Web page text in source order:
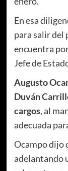
En esa
para salir del
encuentra
Jefe de
Augusto
Duván
cargos, al
adecuada
Ocampo dijo
adelantando